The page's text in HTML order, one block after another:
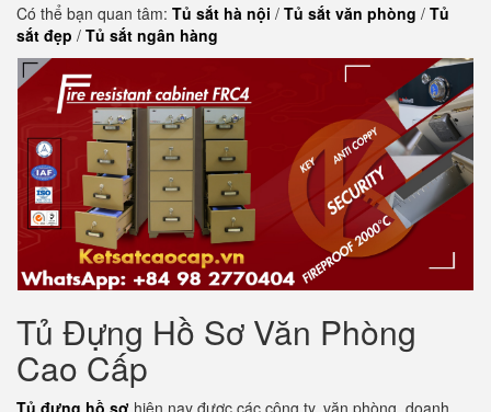
Có thể bạn quan tâm: Tủ sắt hà nội / Tủ sắt văn phòng / Tủ
sắt đẹp / Tủ sắt ngân hàng
Tủ Đựng Hồ Sơ Văn Phòng
Cao Cấp